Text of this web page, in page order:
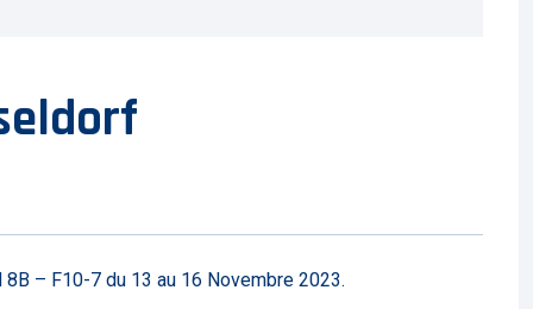
– F10-7 du 13 au 16 Novembre 2023.